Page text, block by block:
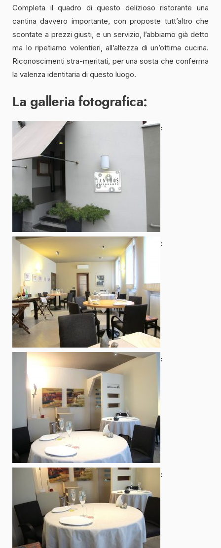
Completa il quadro di questo delizioso ristorante una
cantina davvero importante, con proposte tutt’altro che
scontate a prezzi giusti, e un servizio, l’abbiamo già detto
ma lo ripetiamo volentieri, all’altezza di un’ottima cucina.
Riconoscimenti stra-meritati, per una sosta che conferma
la valenza identitaria di questo luogo.
La galleria fotografica: